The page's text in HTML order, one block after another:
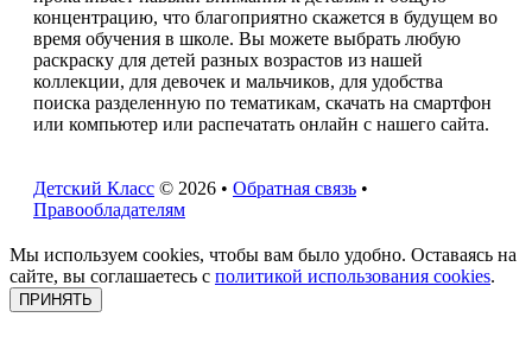
концентрацию, что благоприятно скажется в будущем во
время обучения в школе. Вы можете выбрать любую
раскраску для детей разных возрастов из нашей
коллекции, для девочек и мальчиков, для удобства
поиска разделенную по тематикам, скачать на смартфон
или компьютер или распечатать онлайн с нашего сайта.
Детский Класс © 2026 • Обратная связь •
Правообладателям
Мы используем cookies, чтобы вам было удобно. Оставаясь на
сайте, вы соглашаетесь с политикой использования cookies.
ПРИНЯТЬ